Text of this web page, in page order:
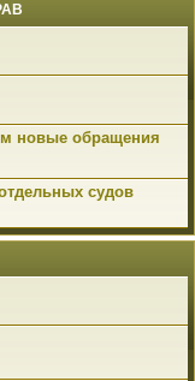
новые обращения
судов